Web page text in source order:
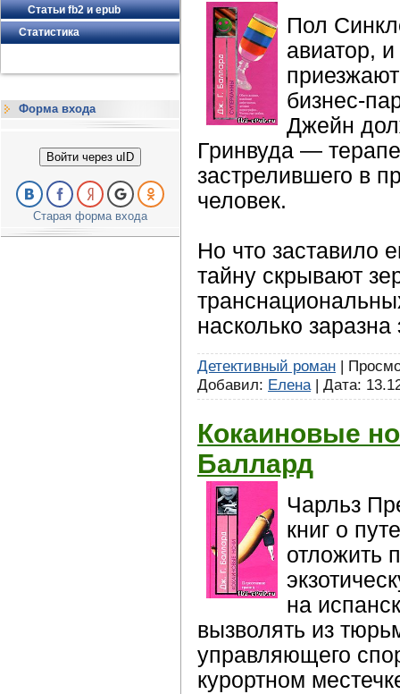
Статьи fb2 и epub
Статистика
Форма входа
Войти через uID
Старая форма входа
Пол
авиатор,
бизнес-
Джейн
Гринвуда —
застрелившего в
человек.
Но что заставило
тайну скрывают
насколько
Детективный роман |
Добавил: Елена | Дата:
Кокаиновые
Баллард
Чарльз
книг о
отложить
на
вызволять из
управляющего
курортном